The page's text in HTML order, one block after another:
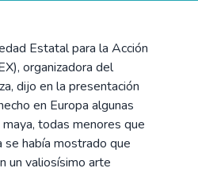
Estatal para la Acción
organizadora del
dijo en la presentación
en Europa algunas
todas menores que
se había mostrado que
un valiosísimo arte